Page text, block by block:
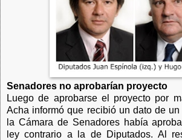
Senadores no aprobarían proyecto
Luego de aprobarse el proyecto por
Acha informó que recibió un dato de
la Cámara de Senadores había
ley contrario a la de Diputados. Al